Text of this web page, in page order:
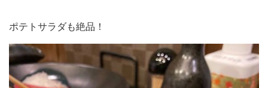
ポテトサラダも絶品！